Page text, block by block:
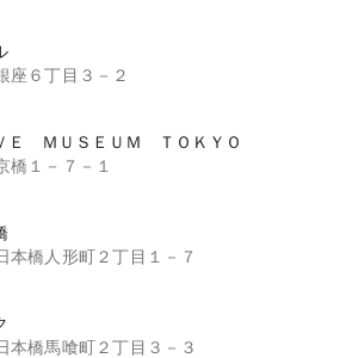
座６丁目３－２
Ｅ ＭＵＳＥＵＭ ＴＯＫＹＯ
橋１－７－１
本橋人形町２丁目１－７
本橋馬喰町２丁目３－３